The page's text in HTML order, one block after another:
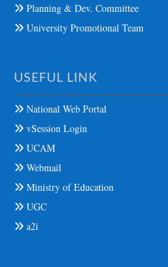
Planning & Dev. Committee
University Promotional Team
USEFUL LINK
National Web Portal
vSession Login
UCAM
Webmail
Ministry of Education
UGC
a2i